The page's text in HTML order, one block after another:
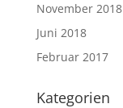
November 2018
Juni 2018
Februar 2017
Kategorien